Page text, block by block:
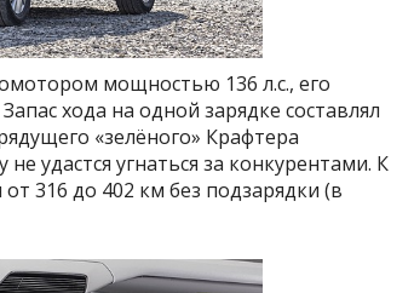
мощностью 136 л.с., его
хода на одной зарядке составлял
«зелёного» Крафтера
удастся угнаться за конкурентами. К
316 до 402 км без подзарядки (в